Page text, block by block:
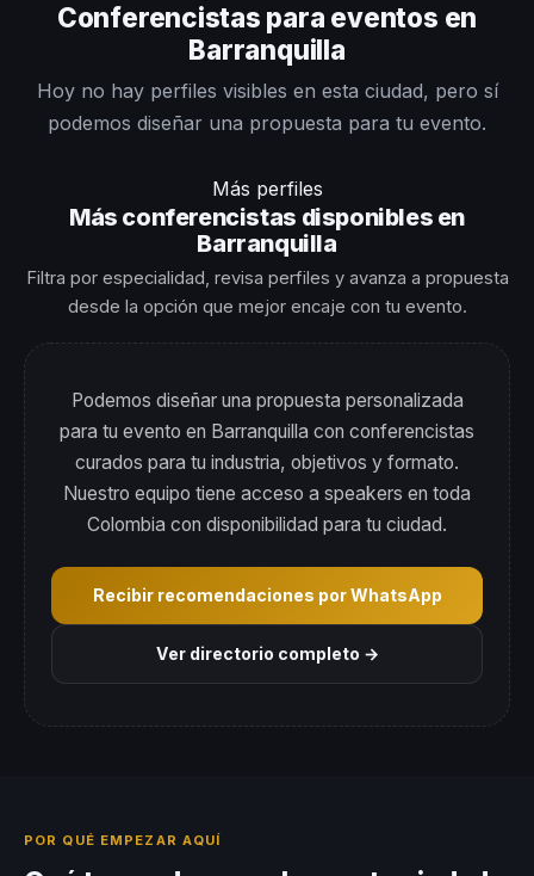
Conferencistas para eventos en
Barranquilla
Hoy no hay perfiles visibles en esta ciudad, pero sí
podemos diseñar una propuesta para tu evento.
Más perfiles
Más conferencistas disponibles en
Barranquilla
Filtra por especialidad, revisa perfiles y avanza a propuesta
desde la opción que mejor encaje con tu evento.
Podemos diseñar una propuesta personalizada
para tu evento en Barranquilla con conferencistas
curados para tu industria, objetivos y formato.
Nuestro equipo tiene acceso a speakers en toda
Colombia con disponibilidad para tu ciudad.
Recibir recomendaciones por WhatsApp
Ver directorio completo →
POR QUÉ EMPEZAR AQUÍ